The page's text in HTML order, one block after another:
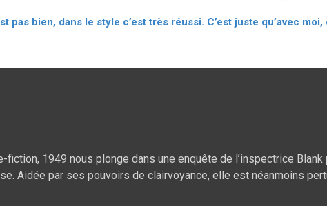
pas bien, dans le style c’est très réussi. C’est juste qu’avec moi,
fiction, 1949 nous plonge dans une enquête de l’inspectrice
Aidée par ses pouvoirs de clairvoyance, elle est néanmoins